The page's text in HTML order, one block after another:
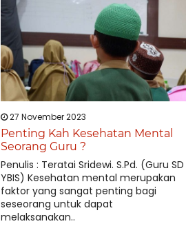
27 November 2023
Penting Kah Kesehatan Mental
Seorang Guru ?
Penulis : Teratai Sridewi. S.Pd. (Guru SD
YBIS) Kesehatan mental merupakan
faktor yang sangat penting bagi
seseorang untuk dapat
melaksanakan..